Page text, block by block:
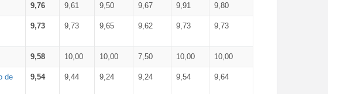
9,76 9,61 9,50 9,67 9,91 9,80
9,73 9,73 9,65 9,62 9,73 9,73
9,58 10,00 10,00 7,50 10,00 10,00
de
9,54 9,44 9,24 9,24 9,54 9,64